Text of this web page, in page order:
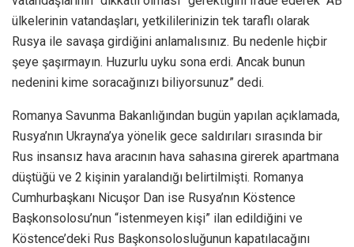
ülkelerinin vatandaşları, yetkililerinizin tek taraflı olarak
Rusya ile savaşa girdiğini anlamalısınız. Bu nedenle hiçbir
şeye şaşırmayın. Huzurlu uyku sona erdi. Ancak bunun
nedenini kime soracağınızı biliyorsunuz” dedi.
Romanya Savunma Bakanlığından bugün yapılan açıklamada,
Rusya’nın Ukrayna’ya yönelik gece saldırıları sırasında bir
Rus insansız hava aracının hava sahasına girerek apartmana
düştüğü ve 2 kişinin yaralandığı belirtilmişti. Romanya
Cumhurbaşkanı Nicuşor Dan ise Rusya’nın Köstence
Başkonsolosu’nun “istenmeyen kişi” ilan edildiğini ve
Köstence’deki Rus Başkonsolosluğunun kapatılacağını